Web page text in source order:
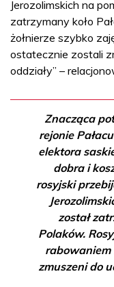
Jerozolimskich na
zatrzymany koło
żołnierze szybko
ostatecznie zostali
oddziały” –
Znacząca
rejonie
elektora
dobra i
rosyjski
został
Polaków.
rabowaniem
zmuszeni do